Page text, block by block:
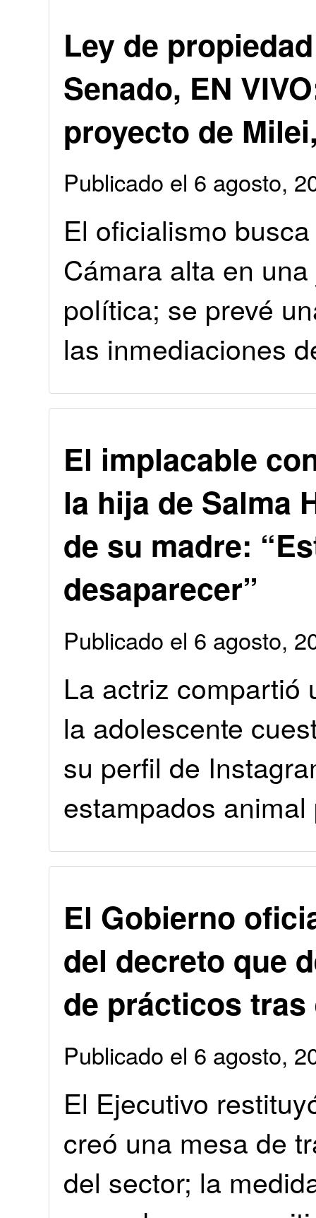
Ley de
Senado, EN
proyecto de
Publicado el 6 agosto,
El oficialismo
Cámara alta en
política; se prevé
las inmediaciones
El implacable
la hija de Salma
de su madre:
desaparecer”
Publicado el 6 agosto,
La actriz compartió
la adolescente
su perfil de
estampados animal
El Gobierno
del decreto que
de prácticos
Publicado el 6 agosto,
El Ejecutivo
creó una mesa de
del sector; la